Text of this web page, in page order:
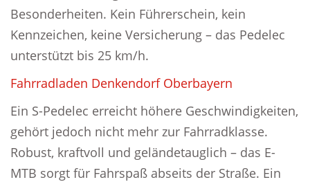
Besonderheiten. Kein Führerschein, kein
Kennzeichen, keine Versicherung – das Pedelec
unterstützt bis 25 km/h.
Fahrradladen Denkendorf Oberbayern
Ein S-Pedelec erreicht höhere Geschwindigkeiten,
gehört jedoch nicht mehr zur Fahrradklasse.
Robust, kraftvoll und geländetauglich – das E-
MTB sorgt für Fahrspaß abseits der Straße. Ein